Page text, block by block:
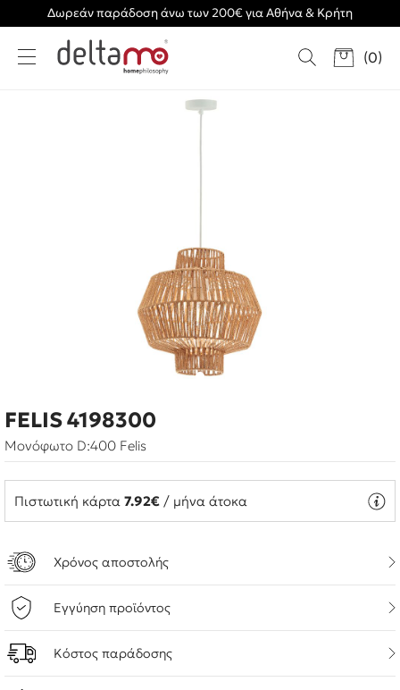
Δωρεάν παράδοση άνω των 200€ για Αθήνα & Κρήτη
(0)
FELIS 4198300
Μονόφωτο D:400 Felis
Πιστωτική κάρτα 7.92€ / μήνα άτοκα
Χρόνος αποστολής
Εγγύηση προϊόντος
Κόστος παράδοσης